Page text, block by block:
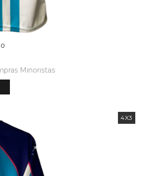
Minoristas
4X3